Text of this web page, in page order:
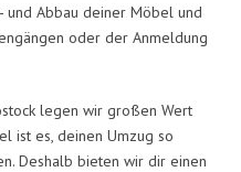
und Abbau deiner Möbel und
oder der Anmeldung
legen wir großen Wert
ist es, deinen Umzug so
Deshalb bieten wir dir einen